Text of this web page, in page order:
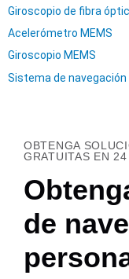
Giroscopio de fibra
Acelerómetro MEMS
Giroscopio MEMS
Sistema de navegación
OBTENGA
GRATUITAS EN
de